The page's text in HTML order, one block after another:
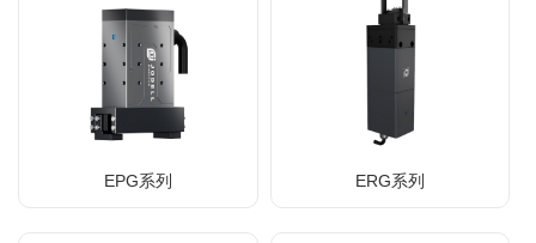
EPG系列 ERG系列